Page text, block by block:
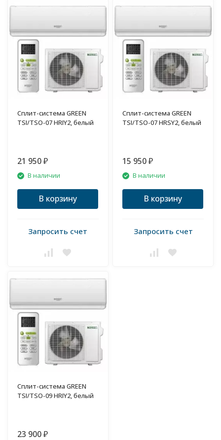
Сплит-система GREEN
TSI/TSO-07 HRIY2, белый
21 950 ₽
В наличии
В корзину
Запросить счет
Сплит-система GREEN
TSI/TSO-07 HRSY2, белый
15 950 ₽
В наличии
В корзину
Запросить счет
Сплит-система GREEN
TSI/TSO-09 HRIY2, белый
23 900 ₽